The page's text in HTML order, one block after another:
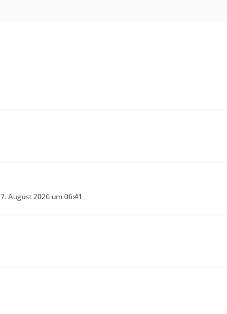
7. August 2026 um 06:41